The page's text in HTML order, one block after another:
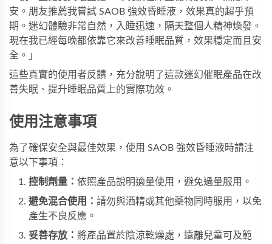
安。朋友推薦我嘗試 SAOB 強效昏睡液，效果真的超乎預
期。迷幻體驗非常自然，入睡迅速，隔天整個人精神煥發。
現在我已經每晚都依靠它來改善睡眠品質，效果穩定而且安
全。」
這些真實的使用者反饋，充分說明了這款迷幻催眠產品在改
善失眠、提升睡眠品質上的實際功效。
使用注意事項
為了確保安全與最佳效果，使用 SAOB 強效昏睡液時請注
意以下事項：
控制劑量： 依照產品說明適量使用，避免過量服用。
避免混合使用： 請勿與酒精或其他藥物同時服用，以免
產生不良反應。
妥善存放： 將產品置於陰涼乾燥處，遠離兒童可及範